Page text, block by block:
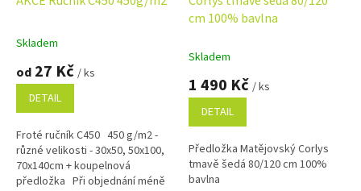
Průměrné
produktu
5,0
5
hvězdiček.
Skladem
od 27 Kč / ks
DETAIL
Froté ručník C450 450 g/m2 -
různé velikosti - 30x50, 50x100,
70x140cm + koupelnová
předložka Při objednání méně
A
R
cm 100% bavlna
Skladem
1 490 Kč / ks
DETAIL
Předložka Matějovský Corlys
tmavě šedá 80/120 cm 100%
bavlna